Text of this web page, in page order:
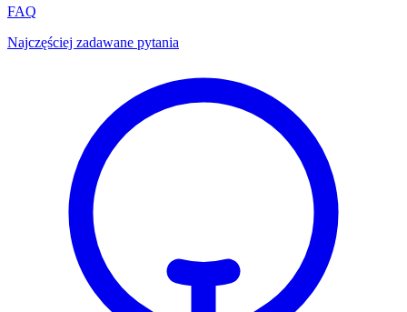
FAQ
Najczęściej zadawane pytania